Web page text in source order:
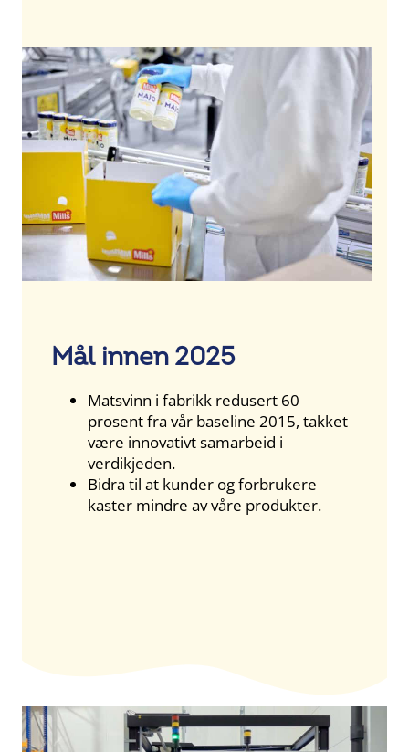
Mål innen 2025
Matsvinn i fabrikk redusert 60
prosent fra vår baseline 2015, takket
være innovativt samarbeid i
verdikjeden.
Bidra til at kunder og forbrukere
kaster mindre av våre produkter.